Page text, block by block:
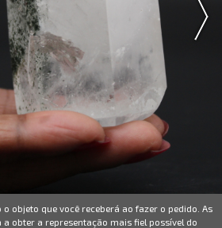
objeto que você receberá ao fazer o pedido. As
obter a representação mais fiel possível do